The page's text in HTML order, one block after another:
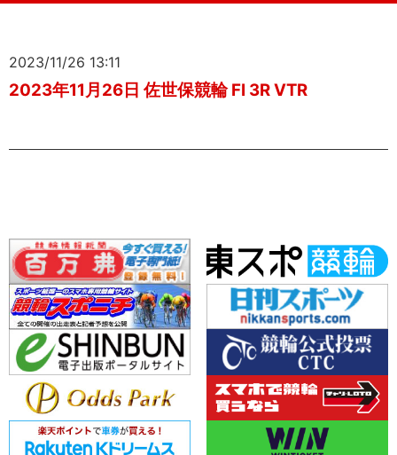
2023/11/26 13:11
2023年11月26日 佐世保競輪 FI 3R VTR